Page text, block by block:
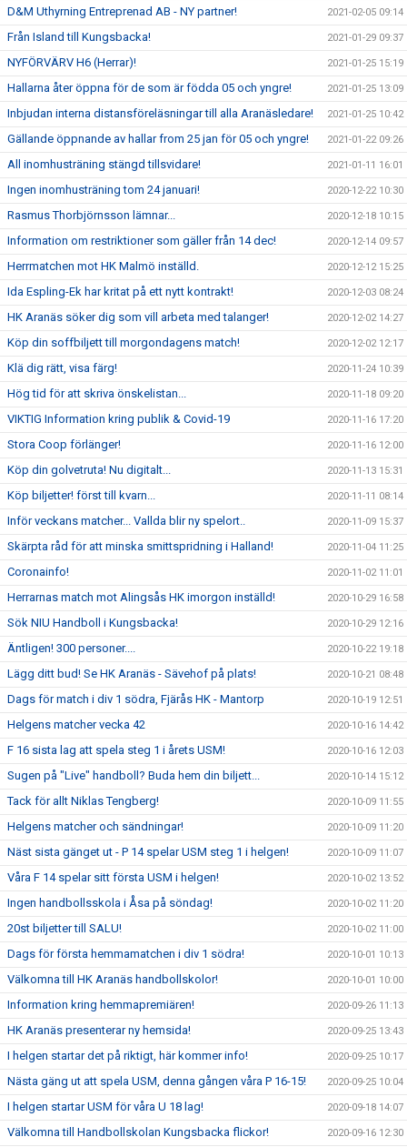
D&M Uthyrning Entreprenad AB - NY partner! 2021-02-05 09:14
Från Island till Kungsbacka! 2021-01-29 09:37
NYFÖRVÄRV H6 (Herrar)! 2021-01-25 15:19
Hallarna åter öppna för de som är födda 05 och yngre! 2021-01-25 13:09
Inbjudan interna distansföreläsningar till alla Aranäsledare! 2021-01-25 10:42
Gällande öppnande av hallar from 25 jan för 05 och yngre! 2021-01-22 09:26
All inomhusträning stängd tillsvidare! 2021-01-11 16:01
Ingen inomhusträning tom 24 januari! 2020-12-22 10:30
Rasmus Thorbjörnsson lämnar... 2020-12-18 10:15
Information om restriktioner som gäller från 14 dec! 2020-12-14 09:57
Herrmatchen mot HK Malmö inställd. 2020-12-12 15:25
Ida Espling-Ek har kritat på ett nytt kontrakt! 2020-12-03 08:24
HK Aranäs söker dig som vill arbeta med talanger! 2020-12-02 14:27
Köp din soffbiljett till morgondagens match! 2020-12-02 12:17
Klä dig rätt, visa färg! 2020-11-24 10:39
Hög tid för att skriva önskelistan... 2020-11-18 09:20
VIKTIG Information kring publik & Covid-19 2020-11-16 17:20
Stora Coop förlänger! 2020-11-16 12:00
Köp din golvetruta! Nu digitalt... 2020-11-13 15:31
Köp biljetter! först till kvarn... 2020-11-11 08:14
Inför veckans matcher... Vallda blir ny spelort.. 2020-11-09 15:37
Skärpta råd för att minska smittspridning i Halland! 2020-11-04 11:25
Coronainfo! 2020-11-02 11:01
Herrarnas match mot Alingsås HK imorgon inställd! 2020-10-29 16:58
Sök NIU Handboll i Kungsbacka! 2020-10-29 12:16
Äntligen! 300 personer.... 2020-10-22 19:18
Lägg ditt bud! Se HK Aranäs - Sävehof på plats! 2020-10-21 08:48
Dags för match i div 1 södra, Fjärås HK - Mantorp 2020-10-19 12:51
Helgens matcher vecka 42 2020-10-16 14:42
F 16 sista lag att spela steg 1 i årets USM! 2020-10-16 12:03
Sugen på "Live" handboll? Buda hem din biljett... 2020-10-14 15:12
Tack för allt Niklas Tengberg! 2020-10-09 11:55
Helgens matcher och sändningar! 2020-10-09 11:20
Näst sista gänget ut - P 14 spelar USM steg 1 i helgen! 2020-10-09 11:07
Våra F 14 spelar sitt första USM i helgen! 2020-10-02 13:52
Ingen handbollsskola i Åsa på söndag! 2020-10-02 11:20
20st biljetter till SALU! 2020-10-02 11:00
Dags för första hemmamatchen i div 1 södra! 2020-10-01 10:13
Välkomna till HK Aranäs handbollskolor! 2020-10-01 10:00
Information kring hemmapremiären! 2020-09-26 11:13
HK Aranäs presenterar ny hemsida! 2020-09-25 13:43
I helgen startar det på riktigt, här kommer info! 2020-09-25 10:17
Nästa gäng ut att spela USM, denna gången våra P 16-15! 2020-09-25 10:04
I helgen startar USM för våra U 18 lag! 2020-09-18 14:07
Välkomna till Handbollskolan Kungsbacka flickor! 2020-09-16 12:30